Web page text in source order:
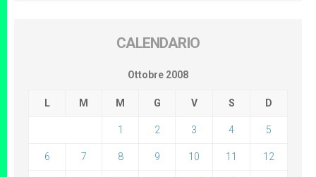
CALENDARIO
Ottobre 2008
L M M G V S D
1 2 3 4 5
6 7 8 9 10 11 12